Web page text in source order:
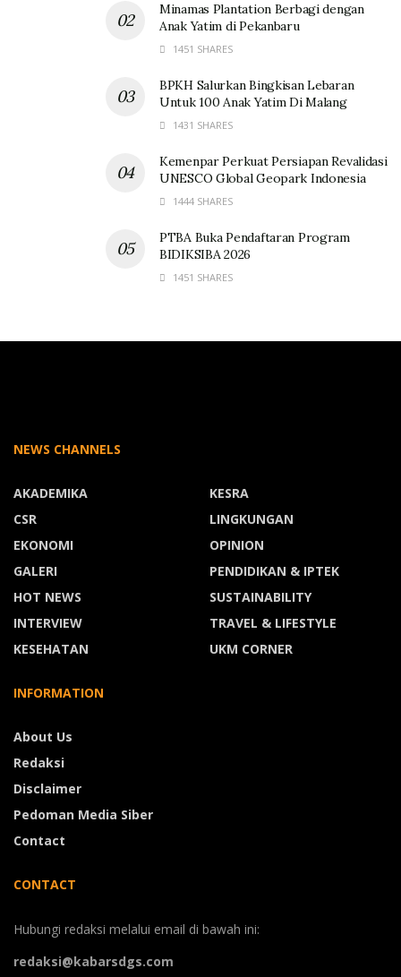
Minamas Plantation Berbagi dengan
Anak Yatim di Pekanbaru
1451 SHARES
BPKH Salurkan Bingkisan Lebaran
Untuk 100 Anak Yatim Di Malang
1431 SHARES
Kemenpar Perkuat Persiapan Revalidasi
UNESCO Global Geopark Indonesia
1444 SHARES
PTBA Buka Pendaftaran Program
BIDIKSIBA 2026
1451 SHARES
NEWS CHANNELS
AKADEMIKA
CSR
EKONOMI
GALERI
HOT NEWS
INTERVIEW
KESEHATAN
KESRA
LINGKUNGAN
OPINION
PENDIDIKAN & IPTEK
SUSTAINABILITY
TRAVEL & LIFESTYLE
UKM CORNER
INFORMATION
About Us
Redaksi
Disclaimer
Pedoman Media Siber
Contact
CONTACT
Hubungi redaksi melalui email di bawah ini:
redaksi@kabarsdgs.com